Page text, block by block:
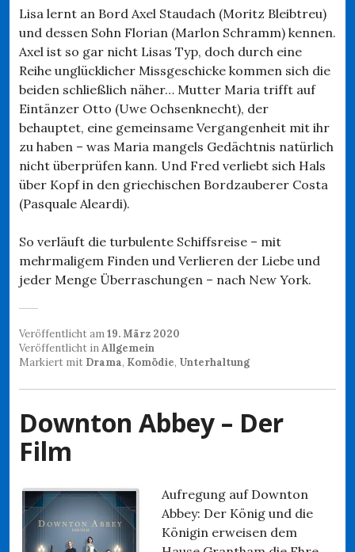
Lisa lernt an Bord Axel Staudach (Moritz Bleibtreu)
und dessen Sohn Florian (Marlon Schramm) kennen.
Axel ist so gar nicht Lisas Typ, doch durch eine
Reihe unglücklicher Missgeschicke kommen sich die
beiden schließlich näher… Mutter Maria trifft auf
Eintänzer Otto (Uwe Ochsenknecht), der
behauptet, eine gemeinsame Vergangenheit mit ihr
zu haben – was Maria mangels Gedächtnis natürlich
nicht überprüfen kann. Und Fred verliebt sich Hals
über Kopf in den griechischen Bordzauberer Costa
(Pasquale Aleardi).
So verläuft die turbulente Schiffsreise – mit
mehrmaligem Finden und Verlieren der Liebe und
jeder Menge Überraschungen – nach New York.
Veröffentlicht am19. März 2020
Veröffentlicht inAllgemein
Markiert mit Drama, Komödie, Unterhaltung
Downton Abbey – Der
Film
Aufregung auf Downton
Abbey: Der König und die
Königin erweisen dem